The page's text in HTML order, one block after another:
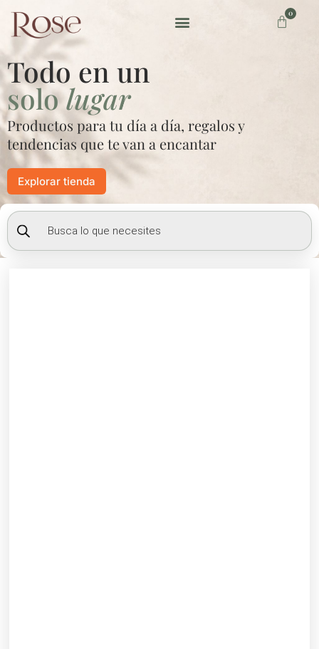
contenido
0
Carrito
Todo en un
sololugar
Productos para tu día a día, regalos y
tendencias que te van a encantar
Explorar tienda
Búsqueda
de
productos